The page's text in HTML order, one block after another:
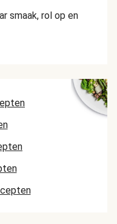
smaak, rol op en